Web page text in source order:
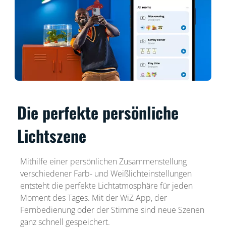
Die perfekte persönliche
Lichtszene
Mithilfe einer persönlichen Zusammenstellung
verschiedener Farb- und Weißlichteinstellungen
entsteht die perfekte Lichtatmosphäre für jeden
Moment des Tages. Mit der WiZ App, der
Fernbedienung oder der Stimme sind neue Szenen
ganz schnell gespeichert.